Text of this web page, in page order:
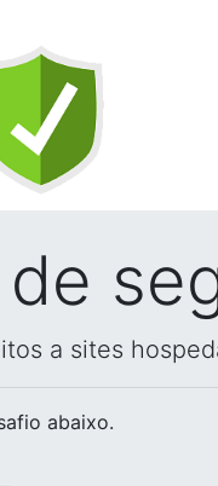
a sites
abaixo.